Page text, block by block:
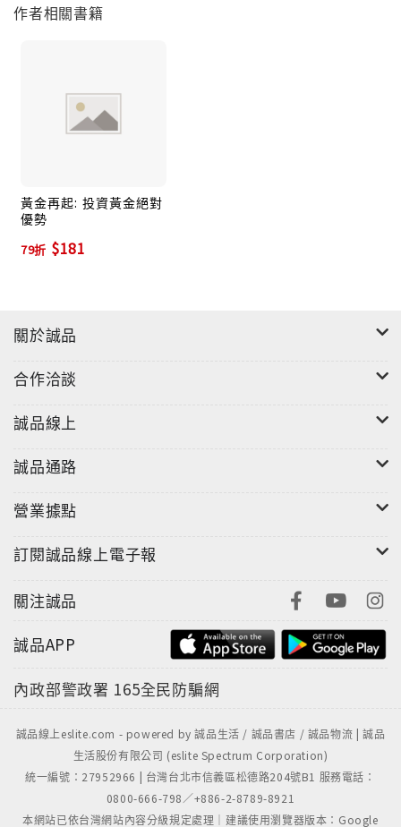
作者相關書籍
黃金再起: 投資黃金絕對
優勢
79折 $181
關於誠品
合作洽談
誠品線上
誠品通路
營業據點
訂閱誠品線上電子報
關注誠品
誠品APP
內政部警政署 165全民防騙網
誠品線上eslite.com - powered by 誠品生活 / 誠品書店 / 誠品物流 | 誠品
生活股份有限公司 (eslite Spectrum Corporation)
統一編號：27952966 | 台灣台北市信義區松德路204號B1 服務電話：
0800-666-798／+886-2-8789-8921
本網站已依台灣網站內容分級規定處理｜建議使用瀏覽器版本：Google